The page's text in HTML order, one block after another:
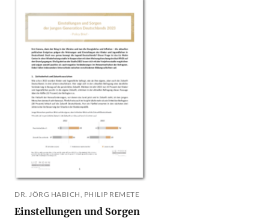
DR. JÖRG HABICH, PHILIP REMETE
Einstellungen und Sorgen